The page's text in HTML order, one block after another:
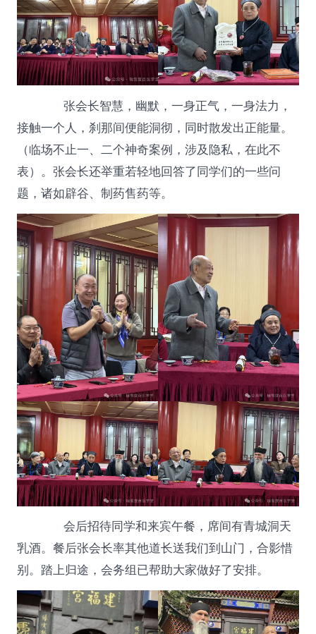
张会长智慧，幽默，一身正气，一身法力，
接触一个人，刹那间便能洞彻，同时散发出正能量。
（临场不止一、二个神奇案例，涉及隐私，在此不
表）。张会长还举重若轻地回答了同学们的一些问
题，诸如辟谷、制药售药等。
会后招待同学和来宾午餐，席间有青城洞天
乳酒。餐后张会长率其他道长送我们到山门，合影惜
别。踏上归途，会务组已帮助大家做好了安排。